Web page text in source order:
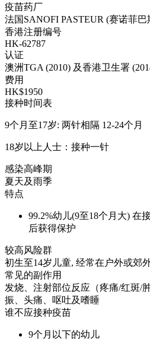
疫苗药厂
法国SANOFI PASTEUR (赛诺菲巴
香港注册编号
HK-62787
认证
澳洲TGA (2010) 及香港卫生署
费用
HK$1950
接种时间表
9个月至17岁: 两针相隔 12-24个月
18岁以上人士：接种一针
感染高峰期
夏天及雨季
特点
99.2%幼儿(9至18个月大) 在
后获得保护
较高风险群
初生至14岁儿童, 经常在户外或郊
常见的副作用
发烧、注射部位反应（疼痛/红斑/
振、头痛、呕吐及嗜睡
谁不应接种疫苗
9个月以下的幼儿